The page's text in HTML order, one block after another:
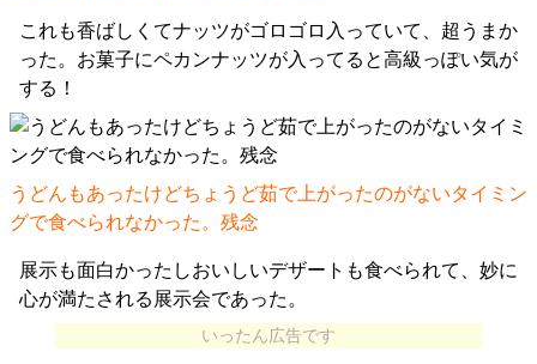
これも香ばしくてナッツがゴロゴロ入っていて、超うまか
った。お菓子にペカンナッツが入ってると高級っぽい気が
する！
うどんもあったけどちょうど茹で上がったのがないタイミン
グで食べられなかった。残念
展示も面白かったしおいしいデザートも食べられて、妙に
心が満たされる展示会であった。
いったん広告です